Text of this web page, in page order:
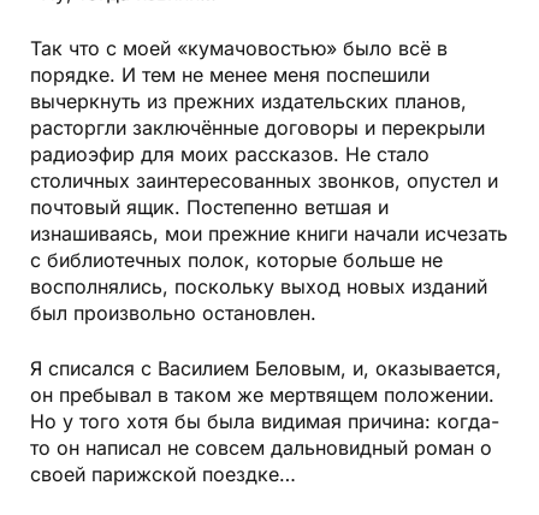
Так что с моей «кумачовостью» было всё в
порядке. И тем не менее меня поспешили
вычеркнуть из прежних издательских планов,
расторгли заключённые договоры и перекрыли
радиоэфир для моих рассказов. Не стало
столичных заинтересованных звонков, опустел и
почтовый ящик. Постепенно ветшая и
изнашиваясь, мои прежние книги начали исчезать
с библиотечных полок, которые больше не
восполнялись, поскольку выход новых изданий
был произвольно остановлен.
Я списался с Василием Беловым, и, оказывается,
он пребывал в таком же мертвящем положении.
Но у того хотя бы была видимая причина: когда-
то он написал не совсем дальновидный роман о
своей парижской поездке…